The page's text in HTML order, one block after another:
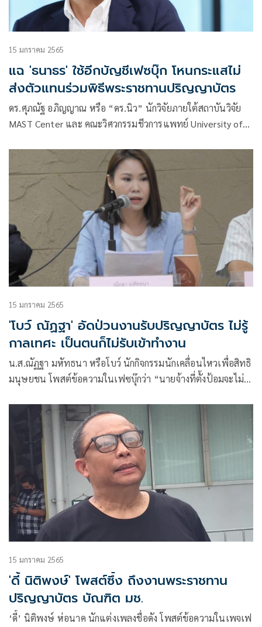
15 มกราคม 2565
แฉ 'ธนาธร' ใช้อีกบัญชีเฟซบุ๊ก โหนกระแสไม่
ส่งตัวแทนร่วมพิธีพระราชทานปริญญาบัตร
ดร.ศุภณัฐ อภิญญาณ หรือ “ดร.นิว” นักวิจัยภายใต้สถาบันวิจัย
MAST Center และ คณะวิศวกรรมชีวการแพทย์ University of
15 มกราคม 2565
'โบว์ ณัฏฐา' อัดป่วนงานรับปริญญาบัตร ไม่รู้
กาลเทศะ เป็นตนก็ไม่รับเข้าทำงาน
น.ส.ณัฏฐา มหัทธนา หรือโบว์ นักกิจกรรมนักเคลื่อนไหวเพื่อสิทธิ
มนุษยชน โพสต์ข้อความในเฟซบุ๊กว่า “นายจ้างที่ตั้งป้อมจะไม่
อาจลืมคิดไปว่าจริงๆในแต่ละปีที่ผ่านมาก็มีบัณฑิตมากมาย
15 มกราคม 2565
'ดี้ นิติพงษ์' โพสต์ซึ้ง ถึงงานพระราชทาน
ปริญญาบัตร บัณฑิต มช.
‘ดี้’ นิติพงษ์ ห่อนาค นักแต่งเพลงชื่อดัง โพสต์ข้อความในเพจเฟ